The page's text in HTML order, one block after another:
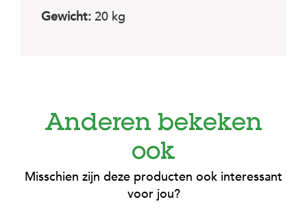
Gewicht: 20 kg
Anderen bekeken
ook
Misschien zijn deze producten ook interessant
voor jou?